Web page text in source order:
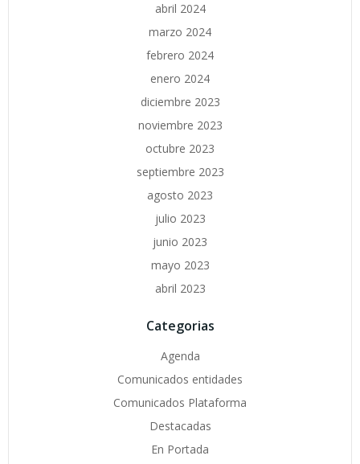
abril 2024
marzo 2024
febrero 2024
enero 2024
diciembre 2023
noviembre 2023
octubre 2023
septiembre 2023
agosto 2023
julio 2023
junio 2023
mayo 2023
abril 2023
Categorias
Agenda
Comunicados entidades
Comunicados Plataforma
Destacadas
En Portada